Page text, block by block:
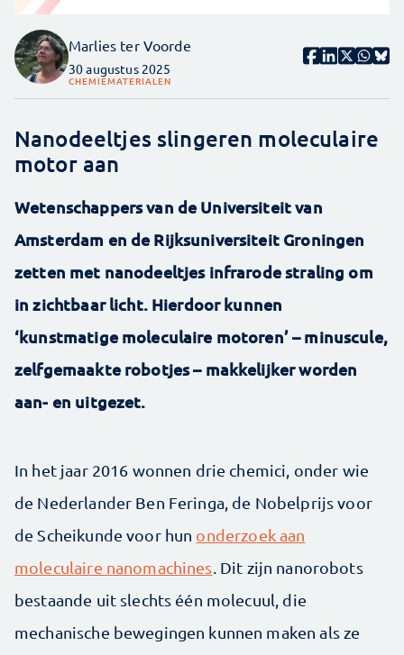
Marlies ter Voorde
30 augustus 2025
CHEMIEMATERIALEN
Nanodeeltjes slingeren moleculaire
motor aan
Wetenschappers van de Universiteit van
Amsterdam en de Rijksuniversiteit Groningen
zetten met nanodeeltjes infrarode straling om
in zichtbaar licht. Hierdoor kunnen
‘kunstmatige moleculaire motoren’ – minuscule,
zelfgemaakte robotjes – makkelijker worden
aan- en uitgezet.
In het jaar 2016 wonnen drie chemici, onder wie
de Nederlander Ben Feringa, de Nobelprijs voor
de Scheikunde voor hun onderzoek aan
moleculaire nanomachines . Dit zijn nanorobots
bestaande uit slechts één molecuul, die
mechanische bewegingen kunnen maken als ze